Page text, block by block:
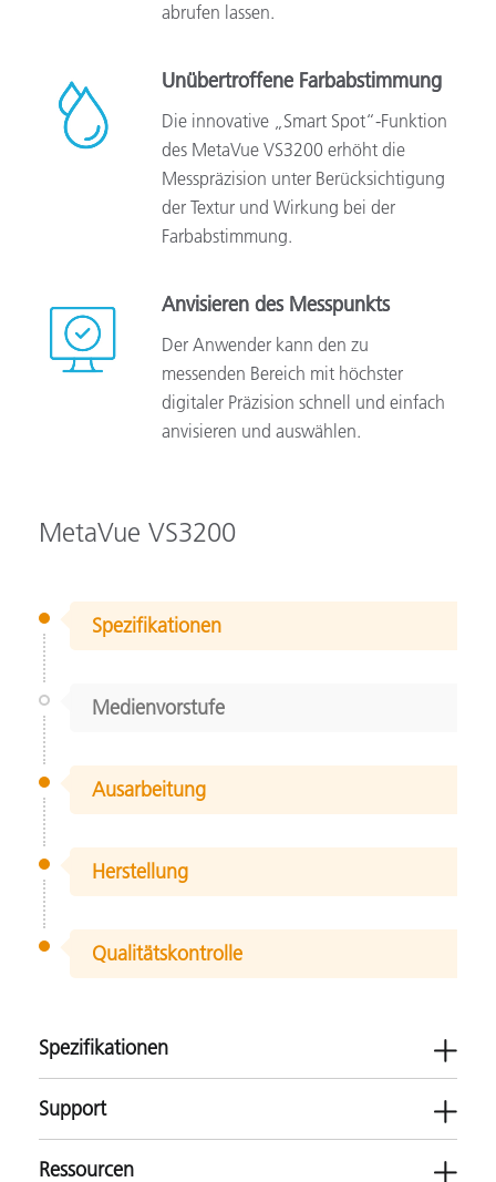
abrufen lassen.
Unübertroffene Farbabstimmung
Die innovative „Smart Spot“-Funktion
des MetaVue VS3200 erhöht die
Messpräzision unter Berücksichtigung
der Textur und Wirkung bei der
Farbabstimmung.
Anvisieren des Messpunkts
Der Anwender kann den zu
messenden Bereich mit höchster
digitaler Präzision schnell und einfach
anvisieren und auswählen.
MetaVue VS3200
Spezifikationen
Medienvorstufe
Ausarbeitung
Herstellung
Qualitätskontrolle
Spezifikationen
Support
Ressourcen